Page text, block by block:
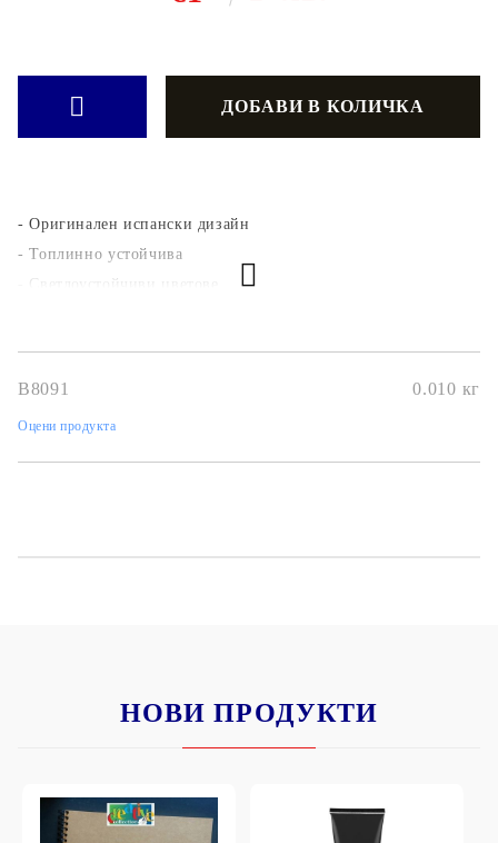
- Оригинален испански дизайн
- Топлинно устойчива
- Светлоустойчиви цветове
B8091 0.010 кг
Оцени продукта
НОВИ ПРОДУКТИ